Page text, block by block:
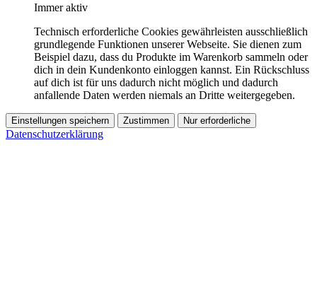
Immer aktiv
Technisch erforderliche Cookies gewährleisten ausschließlich
grundlegende Funktionen unserer Webseite. Sie dienen zum
Beispiel dazu, dass du Produkte im Warenkorb sammeln oder
dich in dein Kundenkonto einloggen kannst. Ein Rückschluss
auf dich ist für uns dadurch nicht möglich und dadurch
anfallende Daten werden niemals an Dritte weitergegeben.
Einstellungen speichern Zustimmen Nur erforderliche
Datenschutzerklärung